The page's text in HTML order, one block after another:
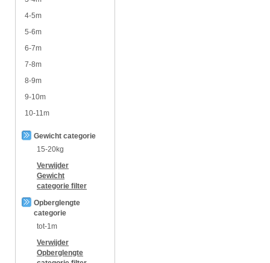
4-5m
5-6m
6-7m
7-8m
8-9m
9-10m
10-11m
Gewicht categorie
15-20kg
Verwijder
Gewicht
categorie filter
Opberglengte
categorie
tot-1m
Verwijder
Opberglengte